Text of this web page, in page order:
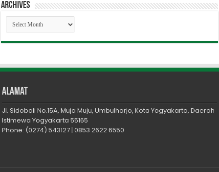
Archives
Archives
Alamat
Jl. Sidobali No.15A, Muja Muju, Umbulharjo, Kota Yogyakarta, Daerah
Istimewa Yogyakarta 55165
Phone: (0274) 543127 | 0853 2622 6550